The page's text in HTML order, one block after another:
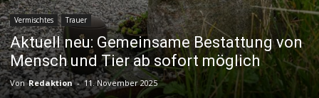
Vermischtes Trauer
Aktuell neu: Gemeinsame Bestattung von
Mensch und Tier ab sofort möglich
Von Redaktion - 11. November 2025